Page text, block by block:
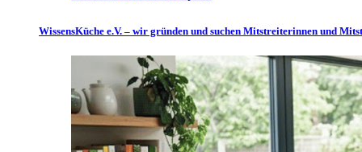
WissensKüche e.V. – wir gründen und suchen Mitstreiterinnen und